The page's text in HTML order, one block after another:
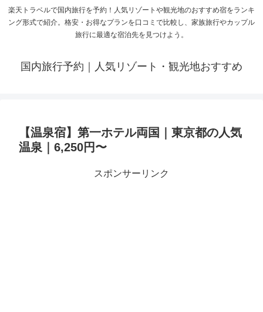
楽天トラベルで国内旅行を予約！人気リゾートや観光地のおすすめ宿をランキ
ング形式で紹介。格安・お得なプランを口コミで比較し、家族旅行やカップル
旅行に最適な宿泊先を見つけよう。
国内旅行予約｜人気リゾート・観光地おすすめ
【温泉宿】第一ホテル両国｜東京都の人気
温泉｜6,250円〜
スポンサーリンク